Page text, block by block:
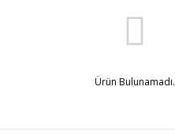
Ürün Bulunamadı.